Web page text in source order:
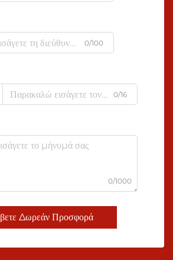
0/100
0/16
0/1000
Δωρεάν Προσφορά